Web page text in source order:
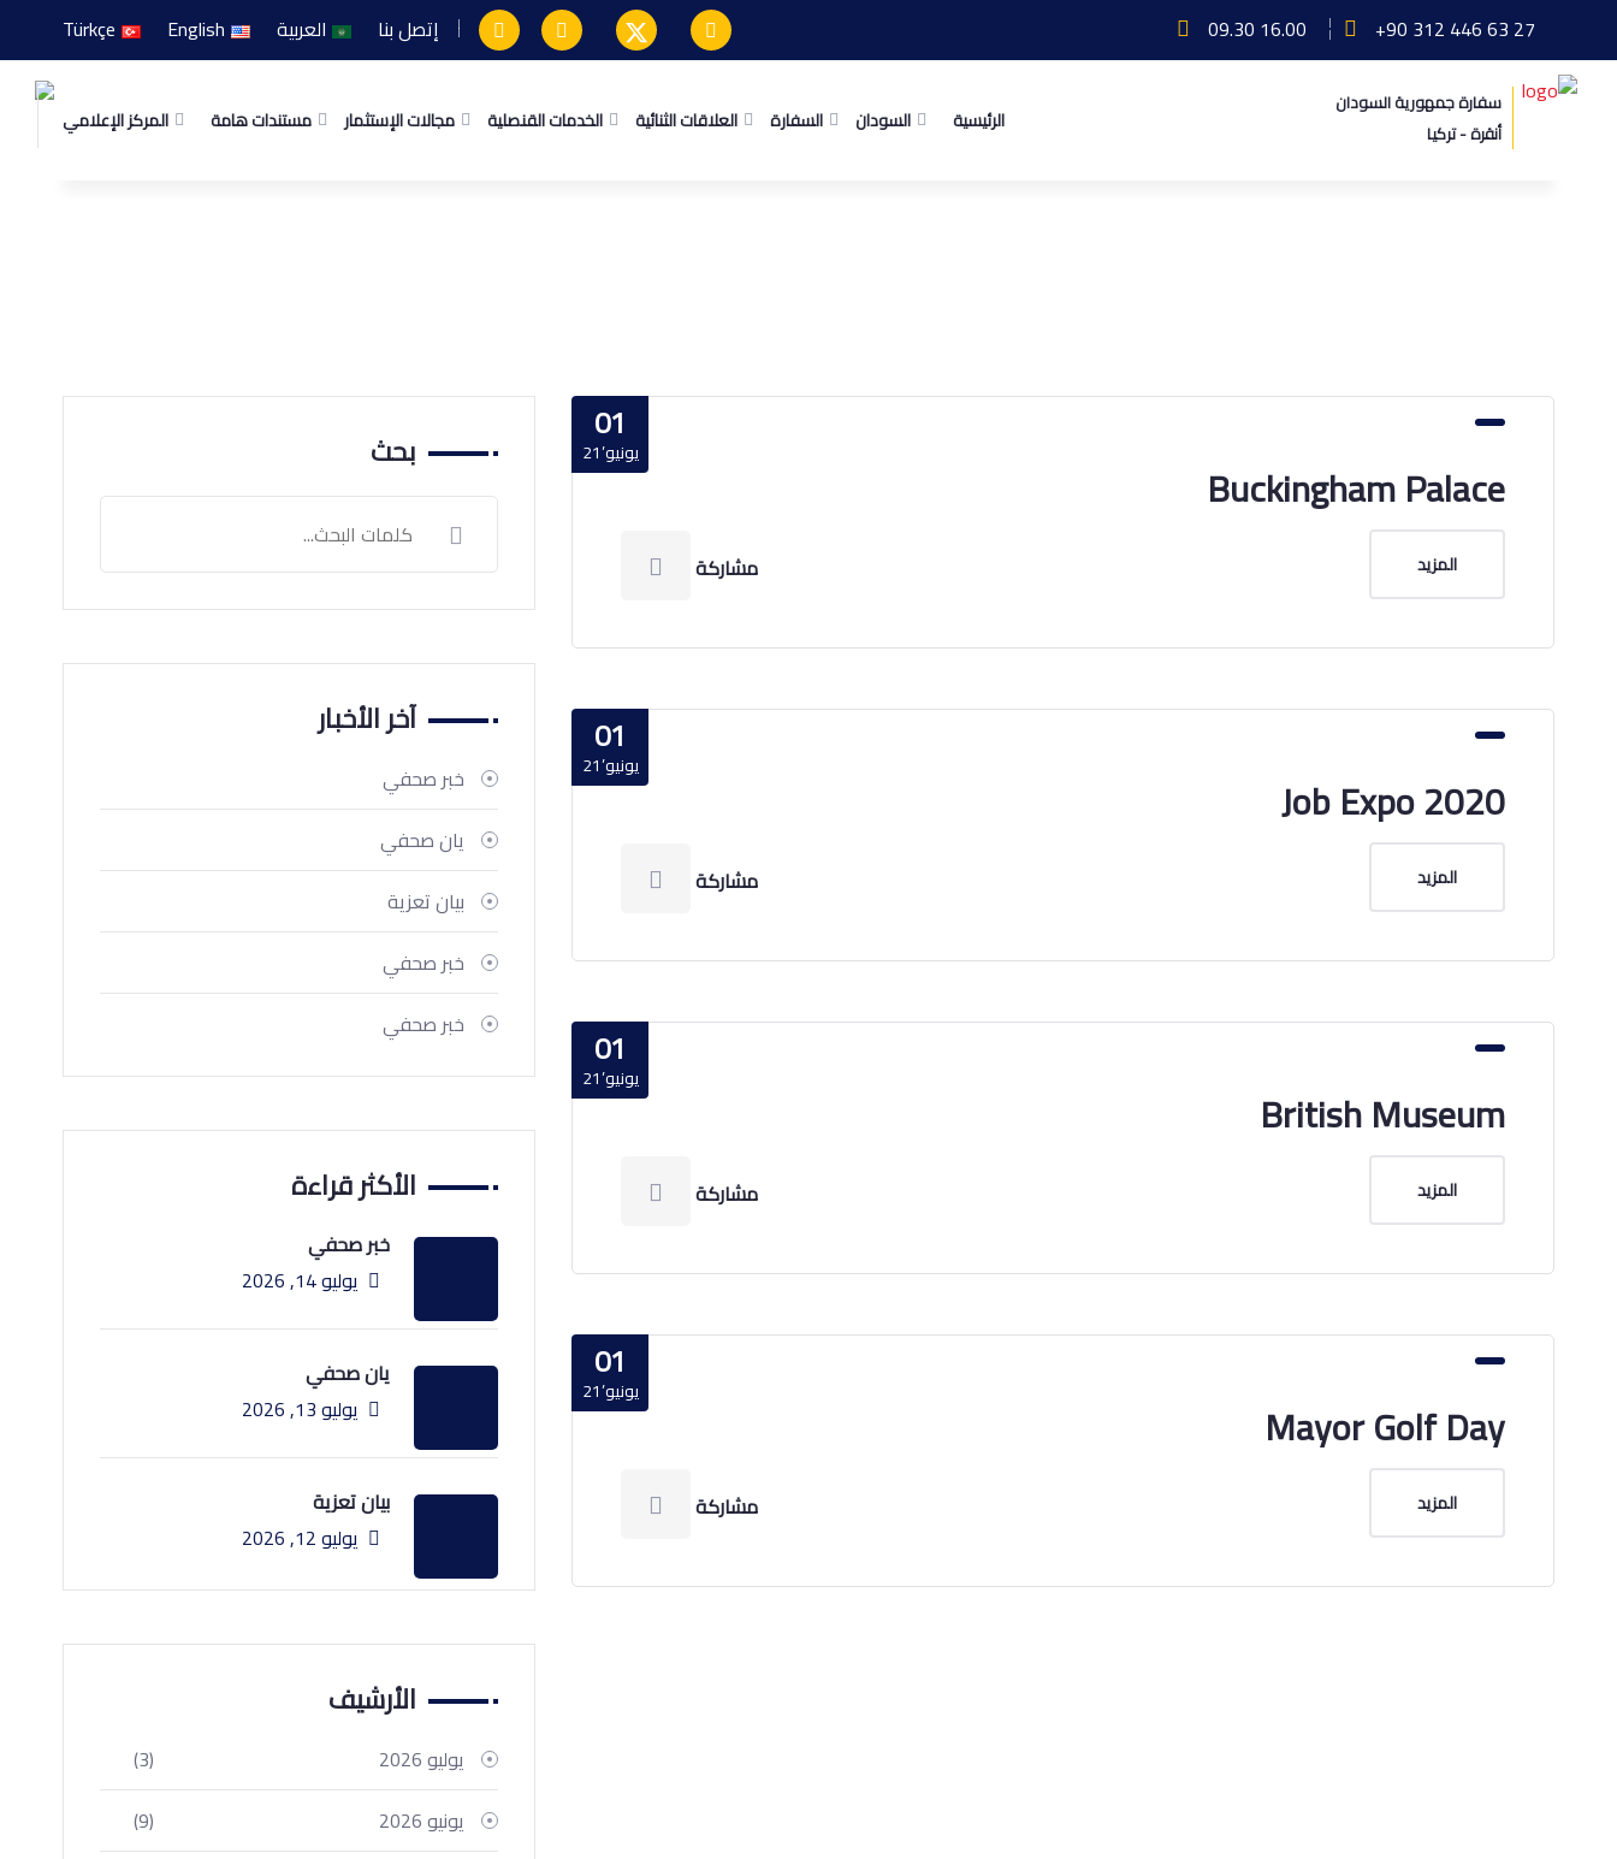
+90 312 446 63 27
09.30 16.00 إتصل بنا العربية English
Türkçe
سفارة جمهورية السودان
أنقرة - تركيا
الرئيسية السودان السفارة العلاقات الثنائية الخدمات القنصلية مجالات الإستثمار مستندات هامة المركز الإعلامي
01
يونيو’21
Buckingham Palace
المزيد مشاركة
01
يونيو’21
Job Expo 2020
المزيد مشاركة
01
يونيو’21
British Museum
المزيد مشاركة
01
يونيو’21
Mayor Golf Day
المزيد مشاركة
بحث
آخر الأخبار
خبر صحفي
يان صحفي
بيان تعزية
خبر صحفي
خبر صحفي
الأكثر قراءة
خبر صحفي
يوليو 14, 2026
يان صحفي
يوليو 13, 2026
بيان تعزية
يوليو 12, 2026
الأرشيف
يوليو 2026
(3)
يونيو 2026
(9)